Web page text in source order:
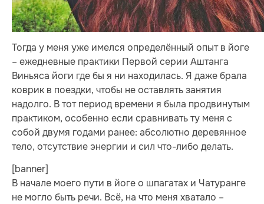
Тогда у меня уже имелся определённый опыт в йоге
– ежедневные практики Первой серии Аштанга
Виньяса йоги где бы я ни находилась. Я даже брала
коврик в поездки, чтобы не оставлять занятия
надолго. В тот период времени я была продвинутым
практиком, особенно если сравнивать ту меня с
собой двумя годами ранее: абсолютно деревянное
тело, отсутствие энергии и сил что-либо делать.
[banner]
В начале моего пути в йоге о шпагатах и Чатуранге
не могло быть речи. Всё, на что меня хватало –